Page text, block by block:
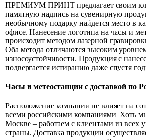
ПРЕМИУМ ПРИНТ предлагает своим
памятную надпись на сувенирную
необычному подарку найдется место в
офисе. Нанесение логотипа на часы и
происходит методом лазерной
Оба метода отличаются высоким
износоустойчивости. Продукция с
подвергается истиранию даже спустя
Часы и метеостанции с доставкой по
Расположение компании не влияет на
всеми российскими компаниями. Хоть
Москве – работаем с клиентами из всех
страны. Доставка продукции